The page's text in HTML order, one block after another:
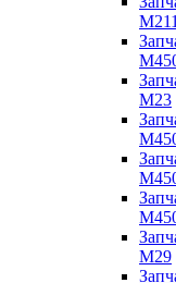
M211
M23
M29